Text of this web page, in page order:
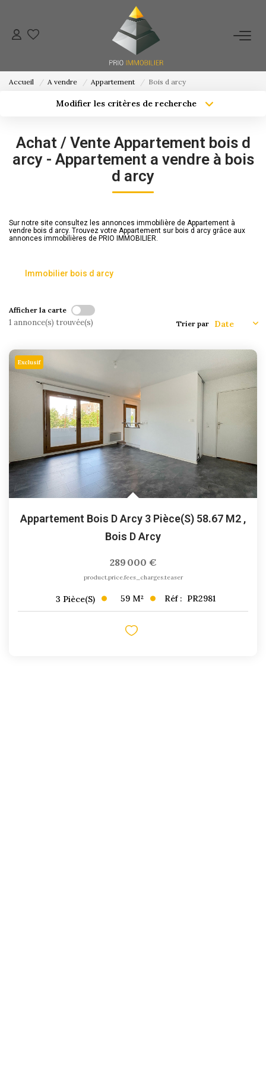
ACHETER
NOTRE AGENCE
Accueil A vendre Appartement Bois d arcy
Modifier les critères de recherche
Surface min Budget max
Achat / Vente Appartement bois d
arcy - Appartement a vendre à bois
d arcy
Sur notre site consultez les annonces immobilière de Appartement à
vendre bois d arcy. Trouvez votre Appartement sur bois d arcy grâce aux
annonces immobilières de PRIO IMMOBILIER.
Immobilier bois d arcy
Afficher la carte
1 annonce(s) trouvée(s) Trier par
Exclusif
Appartement Bois D Arcy 3 Pièce(s) 58.67 M2 ,
Bois D Arcy
289 000 €
product.price.fees_charges.teaser
3 Pièce(s) 59 M² Réf : PR2981